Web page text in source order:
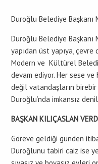
Duroğlu Belediye Başkanı
Duroğlu Belediye
yapıdan üst yapıya,
Modern ve Kültürel
devam ediyor. Her sese
değil vatandaşların birebir
Duroğlu’nda imkansız
BAŞKAN KILIÇASLAN
Göreve geldiği günden
Duroğlunu tabiri caiz ise